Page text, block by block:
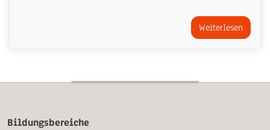
Weiterlesen
Bildungsbereiche